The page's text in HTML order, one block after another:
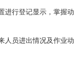
进行登记显示，掌握动
人员进出情况及作业动